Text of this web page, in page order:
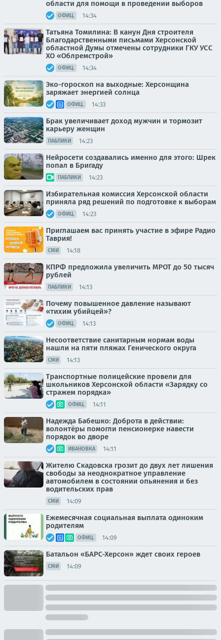
области для помощи в проведении выборов
ОФИЦ. 14:34
Татьяна Томилина: В канун Дня строителя
Благодарственными письмами Херсонской
областной Думы отмечены сотрудники ГКУ УСС
ХО «Облремстрой»
ОФИЦ. 14:34
Эко-гороскоп на выходные: Херсонщина
заряжает энергией солнца
ОФИЦ. 14:33
Брак увеличивает доход мужчин и тормозит
карьеру женщин
ПАБЛИКИ 14:23
Нейросети создавались именно для этого: Шрек
попал в Бригаду
ПАБЛИКИ 14:23
Избирательная комиссия Херсонской области
приняла ряд решений по подготовке к выборам
ОФИЦ. 14:23
Приглашаем вас принять участие в эфире Радио
Таврия!
СМИ 14:18
КПРФ предложила увеличить МРОТ до 50 тысяч
рублей
ПАБЛИКИ 14:13
Почему повышенное давление называют
«тихим убийцей»?
ОФИЦ. 14:13
Несоответствие санитарным нормам воды
нашли на пяти пляжах Генического округа
СМИ 14:13
Транспортные полицейские провели для
школьников Херсонской области «Зарядку со
стражем порядка»
ОФИЦ. 14:11
Надежда Бабешко: Доброта в действии:
волонтёры помогли пенсионерке навести
порядок во дворе
ИВАНОВКА 14:11
Жителю Скадовска грозит до двух лет лишения
свободы за неоднократное управление
автомобилем в состоянии опьянения и без
водительских прав
СМИ 14:09
Ежемесячная социальная выплата одиноким
родителям
ОФИЦ. 14:09
Батальон «БАРС-Херсон» ждет своих героев
СМИ 14:09